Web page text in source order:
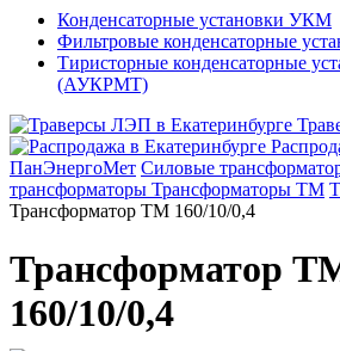
Конденсаторные установки УКМ
Фильтровые конденсаторные
Тиристорные конденсаторные
(АУКРМТ)
ПанЭнергоМет Силовые
трансформаторы Трансформаторы ТМ
Трансформатор ТМ 160/10/0,4
Трансформатор
160/10/0,4